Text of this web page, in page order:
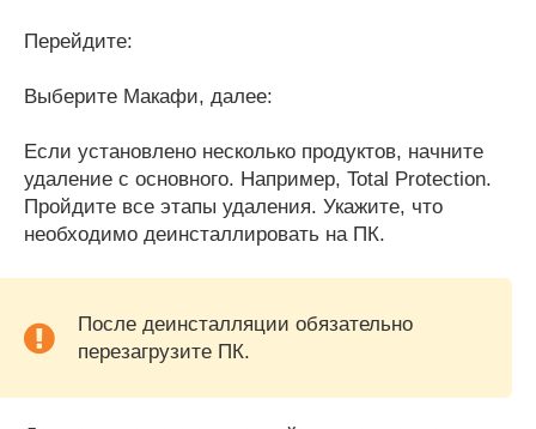
Перейдите:
Выберите Макафи, далее:
Если установлено несколько продуктов, начните
удаление с основного. Например, Total Protection.
Пройдите все этапы удаления. Укажите, что
необходимо деинсталлировать на ПК.
После деинсталляции обязательно
перезагрузите ПК.